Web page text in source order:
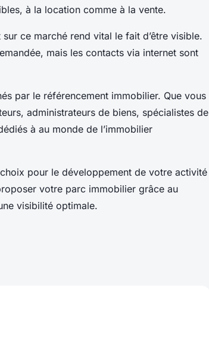
à la location comme à la vente.
ce marché rend vital le fait d’être visible.
mais les contacts via internet sont
par le référencement immobilier. Que vous
administrateurs de biens, spécialistes de
à au monde de l’immobilier
pour le développement de votre activité
votre parc immobilier grâce au
visibilité optimale.